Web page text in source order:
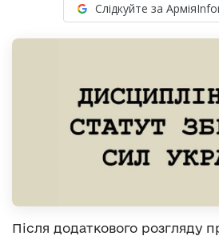
Слідкуйте за
Після додаткового розгляду